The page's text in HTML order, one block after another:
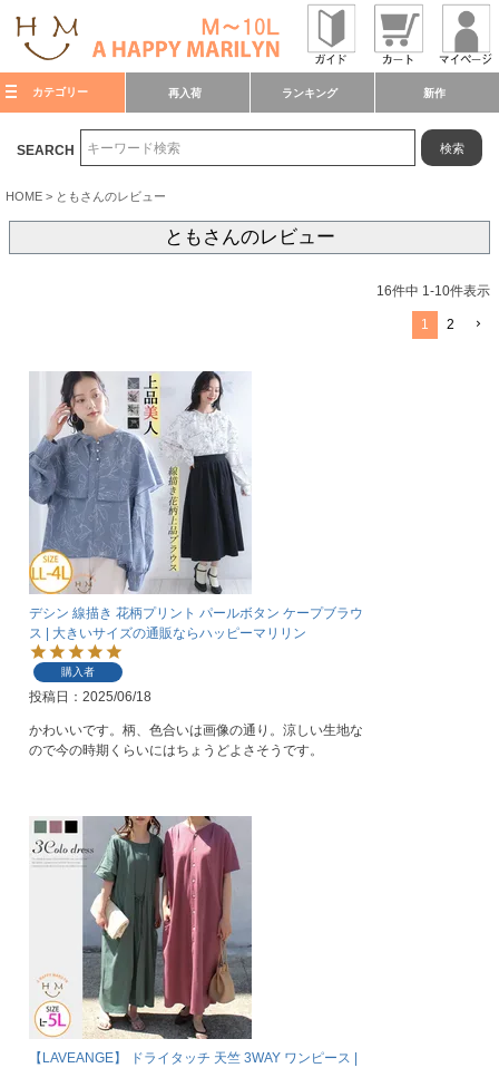
カテゴリー 再入荷 ランキング 新作
SEARCH 検索
HOME ともさんのレビュー
ともさんのレビュー
16件中 1-10件表示
1 2
デシン 線描き 花柄プリント パールボタン ケープブラウ
ス | 大きいサイズの通販ならハッピーマリリン
購入者
投稿日 2025/06/18
かわいいです。柄、色合いは画像の通り。涼しい生地な
ので今の時期くらいにはちょうどよさそうです。
【LAVEANGE】 ドライタッチ 天竺 3WAY ワンピース |